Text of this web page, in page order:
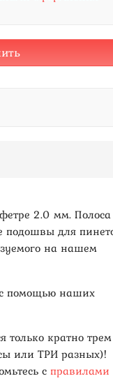
2.0 мм. Полоса
подошвы для
на нашем
с помощью наших
только кратно трем
или ТРИ разных)!
с правилами